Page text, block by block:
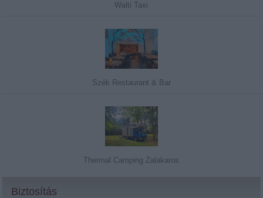
Walti Taxi
Szék Restaurant & Bar
Thermal Camping Zalakaros
Biztosítás